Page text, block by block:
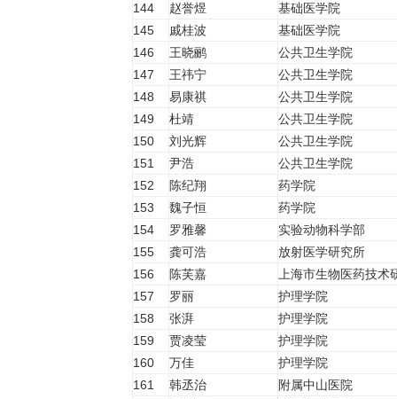
144
赵誉煜
基础医学院
145
戚桂波
基础医学院
146
王晓鹂
公共卫生学院
147
王祎宁
公共卫生学院
148
易康祺
公共卫生学院
149
杜靖
公共卫生学院
150
刘光辉
公共卫生学院
151
尹浩
公共卫生学院
152
陈纪翔
药学院
153
魏子恒
药学院
154
罗雅馨
实验动物科学部
155
龚可浩
放射医学研究所
156
陈芙嘉
上海市生物医药技术
157
罗丽
护理学院
158
张湃
护理学院
159
贾凌莹
护理学院
160
万佳
护理学院
161
韩丞治
附属中山医院